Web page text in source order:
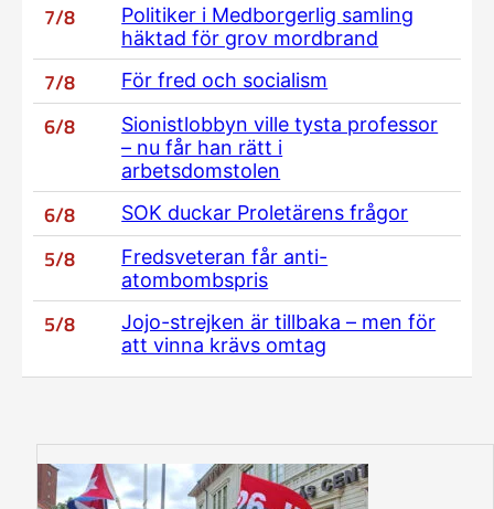
7/8
Politiker i Medborgerlig samling
häktad för grov mordbrand
7/8 För fred och socialism
6/8
Sionistlobbyn ville tysta professor
– nu får han rätt i
arbetsdomstolen
6/8 SOK duckar Proletärens frågor
5/8
Fredsveteran får anti-
atombombspris
5/8
Jojo-strejken är tillbaka – men för
att vinna krävs omtag